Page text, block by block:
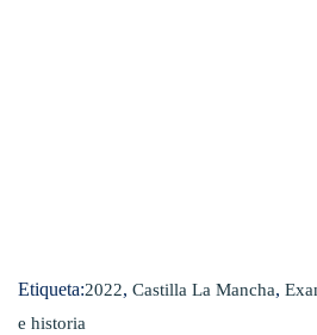
Etiqueta:2022, Castilla La Mancha,
e historia